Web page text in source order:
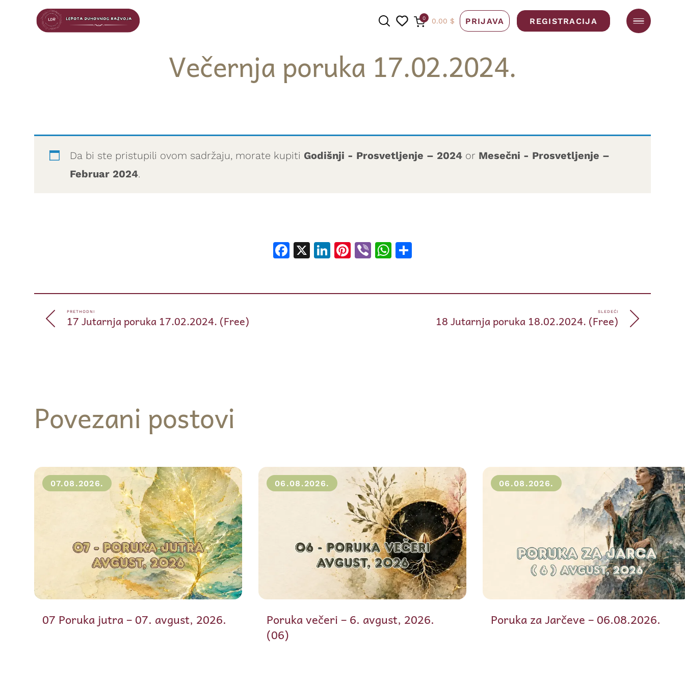
0 0.00 $ PRIJAVA REGISTRACIJA
Večernja poruka 17.02.2024.
Da bi ste pristupili ovom sadržaju, morate kupiti Godišnji - Prosvetljenje – 2024 or Mesečni - Prosvetljenje –
Februar 2024.
Facebook
X LinkedIn
Pinterest
ViberWhatsApp
PRETHODNI
17 Jutarnja poruka 17.02.2024. (Free)
SLEDEĆI
18 Jutarnja poruka 18.02.2024. (Free)
Povezani postovi
07.08.2026.
07 Poruka jutra – 07. avgust, 2026.
06.08.2026.
Poruka večeri – 6. avgust, 2026.
(06)
06.08.2026.
Poruka za Jarčeve – 06.08.2026.